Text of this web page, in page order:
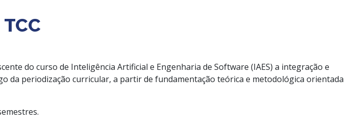
do curso de Inteligência Artificial e Engenharia de Software (IAES) a integração e
da periodização curricular, a partir de fundamentação teórica e metodológica orientada